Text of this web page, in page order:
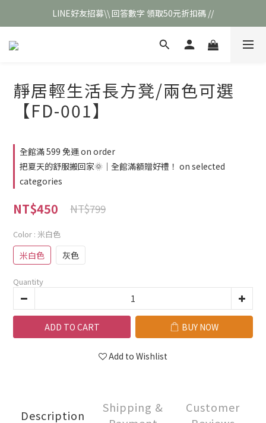
\\新會員註冊// 贈100元購物金❣️
LINE好友招募\\ 回答數字 領取50元折扣碼 //
\\新會員註冊// 贈100元購物金❣️
靜居輕生活長方凳/兩色可選
【FD-001】
全館滿 599 免運 on order
把夏天的舒服搬回家🌞｜全館滿額贈好禮！ on selected
categories
NT$450 NT$799
Color : 米白色
米白色 灰色
Quantity
ADD TO CART BUY NOW
Add to Wishlist
Description
Shipping &
Customer